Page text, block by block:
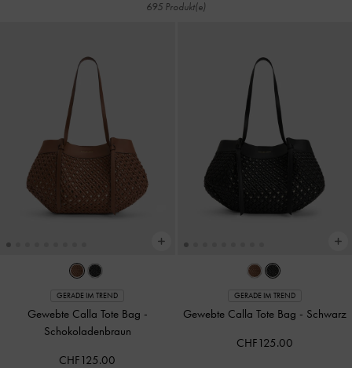
695 Produkt(e)
GERADE IM TREND
Gewebte Calla Tote Bag -
Schokoladenbraun
CHF125.00
GERADE IM TREND
Gewebte Calla Tote Bag - Schwarz
CHF125.00